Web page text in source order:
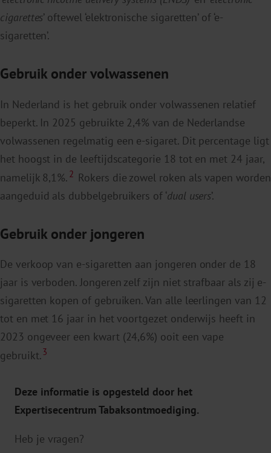
Deze informatie is opgesteld door het
Expertisecentrum Tabaksontmoediging.
Heb je vragen?
cigarettes’ oftewel ‘elektronische sigaretten’ of ‘e-
sigaretten’.
Gebruik onder volwassenen
In Nederland is het gebruik onder volwassenen relatief
beperkt. In 2025 gebruikte 2,4% van de Nederlandse
volwassenen regelmatig een e-sigaret. Dit percentage ligt
het hoogst in de leeftijdscategorie 18 tot en met 24 jaar,
namelijk 8,1%. 2 Rokers die zowel roken als vapen worden
aangeduid als dubbelgebruikers of ‘dual users’.
Gebruik onder jongeren
De verkoop van e-sigaretten aan jongeren onder de 18
jaar is verboden. Jongeren zelf zijn niet strafbaar als zij e-
sigaretten kopen of gebruiken. Van alle leerlingen van 12
tot en met 16 jaar in het voortgezet onderwijs heeft in
2023 ongeveer een kwart (24,6%) ooit een vape
gebruikt.3